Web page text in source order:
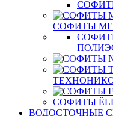
СОФИТЫ
СОФИТЫ
ВОДОСТОЧНЫЕ